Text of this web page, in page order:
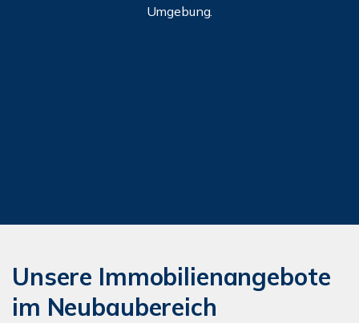
Umgebung.
Unsere Immobilienangebote
im Neubaubereich